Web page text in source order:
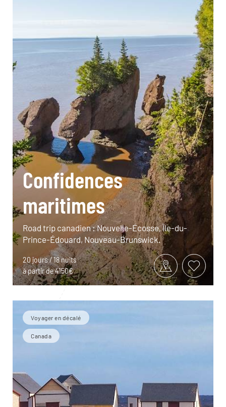
Confidences
maritimes
Road trip canadien : Nouvelle-Écosse, Île-du-
Prince-Édouard, Nouveau-Brunswick.
20 jours / 18 nuits
à partir de 4150€
Voyager en décalé
Canada